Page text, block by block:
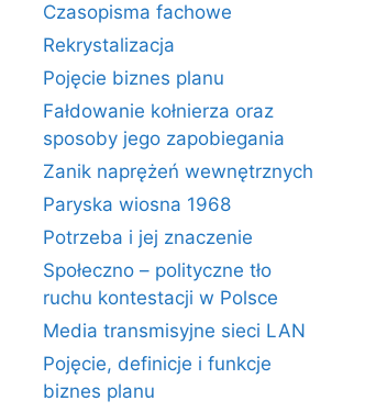
Czasopisma fachowe
Rekrystalizacja
Pojęcie biznes planu
Fałdowanie kołnierza oraz
sposoby jego zapobiegania
Zanik naprężeń wewnętrznych
Paryska wiosna 1968
Potrzeba i jej znaczenie
Społeczno – polityczne tło
ruchu kontestacji w Polsce
Media transmisyjne sieci LAN
Pojęcie, definicje i funkcje
biznes planu